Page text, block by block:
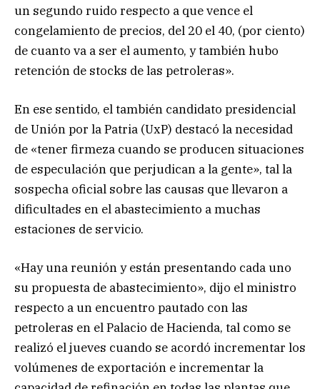
un segundo ruido respecto a que vence el
congelamiento de precios, del 20 el 40, (por ciento)
de cuanto va a ser el aumento, y también hubo
retención de stocks de las petroleras».
En ese sentido, el también candidato presidencial
de Unión por la Patria (UxP) destacó la necesidad
de «tener firmeza cuando se producen situaciones
de especulación que perjudican a la gente», tal la
sospecha oficial sobre las causas que llevaron a
dificultades en el abastecimiento a muchas
estaciones de servicio.
«Hay una reunión y están presentando cada uno
su propuesta de abastecimiento», dijo el ministro
respecto a un encuentro pautado con las
petroleras en el Palacio de Hacienda, tal como se
realizó el jueves cuando se acordó incrementar los
volúmenes de exportación e incrementar la